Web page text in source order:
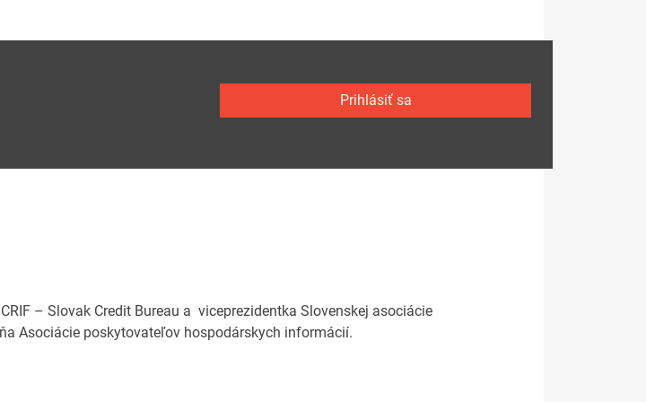
Prihlásiť sa
– Slovak Credit Bureau a viceprezidentka Slovenskej asociácie
Asociácie poskytovateľov hospodárskych informácií.